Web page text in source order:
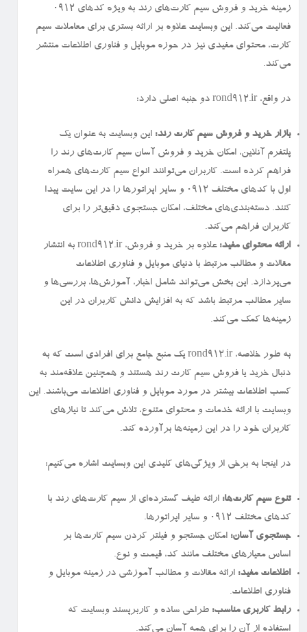
زمینه خرید و فروش سیم کارت‌های رند به ویژه کدهای ۰۹۱۲
فعالیت می‌کند. این وبسایت علاوه بر ارائه بستری برای معاملات سیم
کارت، محتوای مفیدی نیز در حوزه موبایل و فناوری اطلاعات منتشر
می‌کند.
در واقع، rond912.ir دو جنبه اصلی دارد:
بازار خرید و فروش سیم کارت رند: این وبسایت به عنوان یک
پلتفرم آنلاین، امکان خرید و فروش آسان سیم کارت‌های رند را
فراهم کرده است. کاربران می‌توانند انواع سیم کارت‌های همراه
اول با کدهای مختلف ۰۹۱۲ و سایر اپراتورها را در این سایت پیدا
کنند. دسته‌بندی‌های مختلف، امکان جستجوی دقیق‌تر را برای
کاربران فراهم می‌کند.
ارائه محتوای مفید:
علاوه بر خرید و فروش، rond912.ir به انتشار
مقالات و مطالب مرتبط با دنیای موبایل و فناوری اطلاعات
می‌پردازد. این بخش می‌تواند شامل اخبار، آموزش‌ها، بررسی‌ها و
سایر مطالب مرتبط باشد که به افزایش دانش کاربران در این
زمینه‌ها کمک می‌کند.
به طور خلاصه، rond912.ir یک منبع جامع برای افرادی است که به
دنبال خرید یا فروش سیم کارت رند هستند و همچنین علاقه‌مند به
کسب اطلاعات بیشتر در مورد موبایل و فناوری اطلاعات می‌باشند. این
وبسایت با ارائه خدمات و محتوای متنوع، تلاش می‌کند تا نیازهای
کاربران خود را در این زمینه‌ها برآورده کند.
در اینجا به برخی از ویژگی‌های کلیدی این وبسایت اشاره می‌کنیم:
تنوع سیم کارت‌ها: ارائه طیف گسترده‌ای از سیم کارت‌های رند با
کدهای مختلف ۰۹۱۲ و سایر اپراتورها.
جستجوی آسان: امکان جستجو و فیلتر کردن سیم کارت‌ها بر
اساس معیارهای مختلف مانند کد، قیمت و نوع.
اطلاعات مفید: ارائه مقالات و مطالب آموزشی در زمینه موبایل و
فناوری اطلاعات.
رابط کاربری مناسب: طراحی ساده و کاربرپسند وبسایت که
استفاده از آن را برای همه آسان می‌کند.